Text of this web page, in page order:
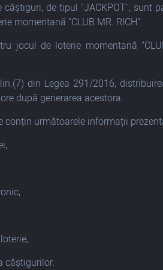
de tipul "JACKPOT",
momentană "CLUB MR. RICH".
jocul de loterie momentană
din Legea 291/2016,
după generarea acestora.
conțin următoarele informații
câștigurilor.